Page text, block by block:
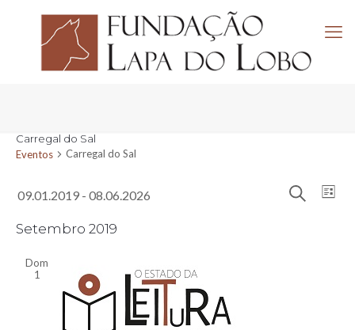
Carregal do Sal
Eventos
Carregal do Sal
Eventos
de
de
Lista
09.01.2019 - 08.06.2026
a
Setembro 2019
Dom
1